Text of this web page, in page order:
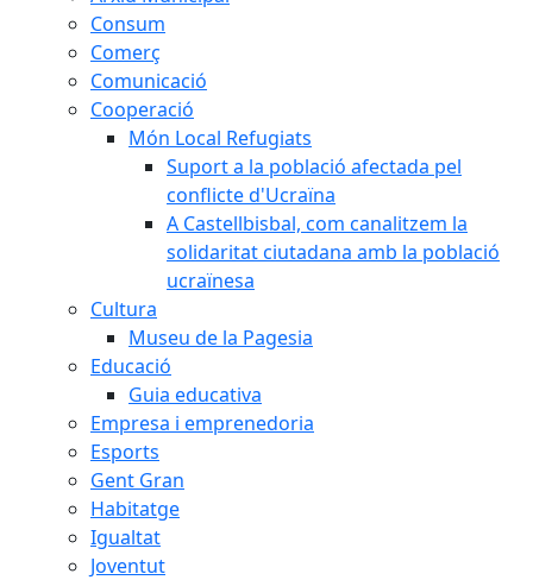
Consum
Comerç
Comunicació
Cooperació
Món Local Refugiats
Suport a la població afectada pel
conflicte d'Ucraïna
A Castellbisbal, com canalitzem la
solidaritat ciutadana amb la població
ucraïnesa
Cultura
Museu de la Pagesia
Educació
Guia educativa
Empresa i emprenedoria
Esports
Gent Gran
Habitatge
Igualtat
Joventut